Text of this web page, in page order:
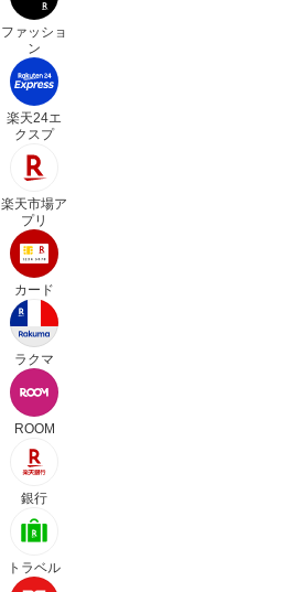
ファッショ
ン
楽天24エ
クスプ
楽天市場ア
プリ
カード
ラクマ
ROOM
銀行
トラベル